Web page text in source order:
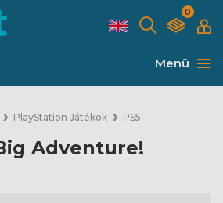
0
Menü
PlayStation Játékok PS5
Adventure!